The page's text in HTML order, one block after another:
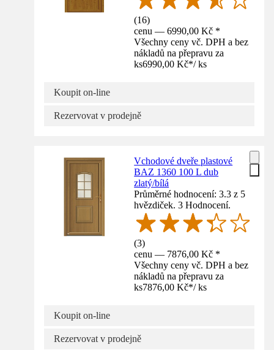
(16)
cenu — 6990,00 Kč *
Všechny ceny vč. DPH a bez
nákladů na přepravu za
ks6990,00 Kč*/ ks
Koupit on-line
Rezervovat v prodejně
Vchodové dveře plastové
BAZ 1360 100 L dub
zlatý/bílá
Průměrné hodnocení: 3.3 z 5
hvězdiček. 3 Hodnocení.
(3)
cenu — 7876,00 Kč *
Všechny ceny vč. DPH a bez
nákladů na přepravu za
ks7876,00 Kč*/ ks
Koupit on-line
Rezervovat v prodejně